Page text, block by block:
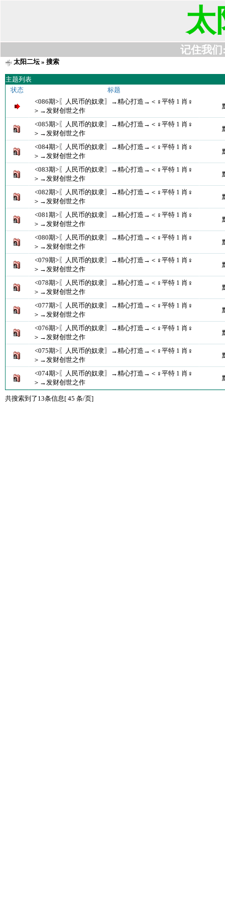
太
记住我们
太阳二坛» 搜索
主题列表
状态
标题
<086期>〖人民币的奴隶〗→精心打造→＜♀平特 1 肖♀
＞→发财创世之作
<085期>〖人民币的奴隶〗→精心打造→＜♀平特 1 肖♀
＞→发财创世之作
<084期>〖人民币的奴隶〗→精心打造→＜♀平特 1 肖♀
＞→发财创世之作
<083期>〖人民币的奴隶〗→精心打造→＜♀平特 1 肖♀
＞→发财创世之作
<082期>〖人民币的奴隶〗→精心打造→＜♀平特 1 肖♀
＞→发财创世之作
<081期>〖人民币的奴隶〗→精心打造→＜♀平特 1 肖♀
＞→发财创世之作
<080期>〖人民币的奴隶〗→精心打造→＜♀平特 1 肖♀
＞→发财创世之作
<079期>〖人民币的奴隶〗→精心打造→＜♀平特 1 肖♀
＞→发财创世之作
<078期>〖人民币的奴隶〗→精心打造→＜♀平特 1 肖♀
＞→发财创世之作
<077期>〖人民币的奴隶〗→精心打造→＜♀平特 1 肖♀
＞→发财创世之作
<076期>〖人民币的奴隶〗→精心打造→＜♀平特 1 肖♀
＞→发财创世之作
<075期>〖人民币的奴隶〗→精心打造→＜♀平特 1 肖♀
＞→发财创世之作
<074期>〖人民币的奴隶〗→精心打造→＜♀平特 1 肖♀
＞→发财创世之作
共搜索到了13条信息[ 45 条/页]